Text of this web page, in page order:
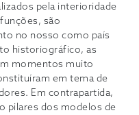
pela interioridade
são
no nosso como país
historiográfico, as
momentos muito
em tema de
Em contrapartida,
pilares dos modelos de